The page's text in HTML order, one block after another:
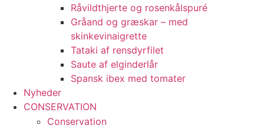
Råvildthjerte og rosenkålspuré
Gråand og græskar – med
skinkevinaigrette
Tataki af rensdyrfilet
Saute af elginderlår
Spansk ibex med tomater
Nyheder
CONSERVATION
Conservation